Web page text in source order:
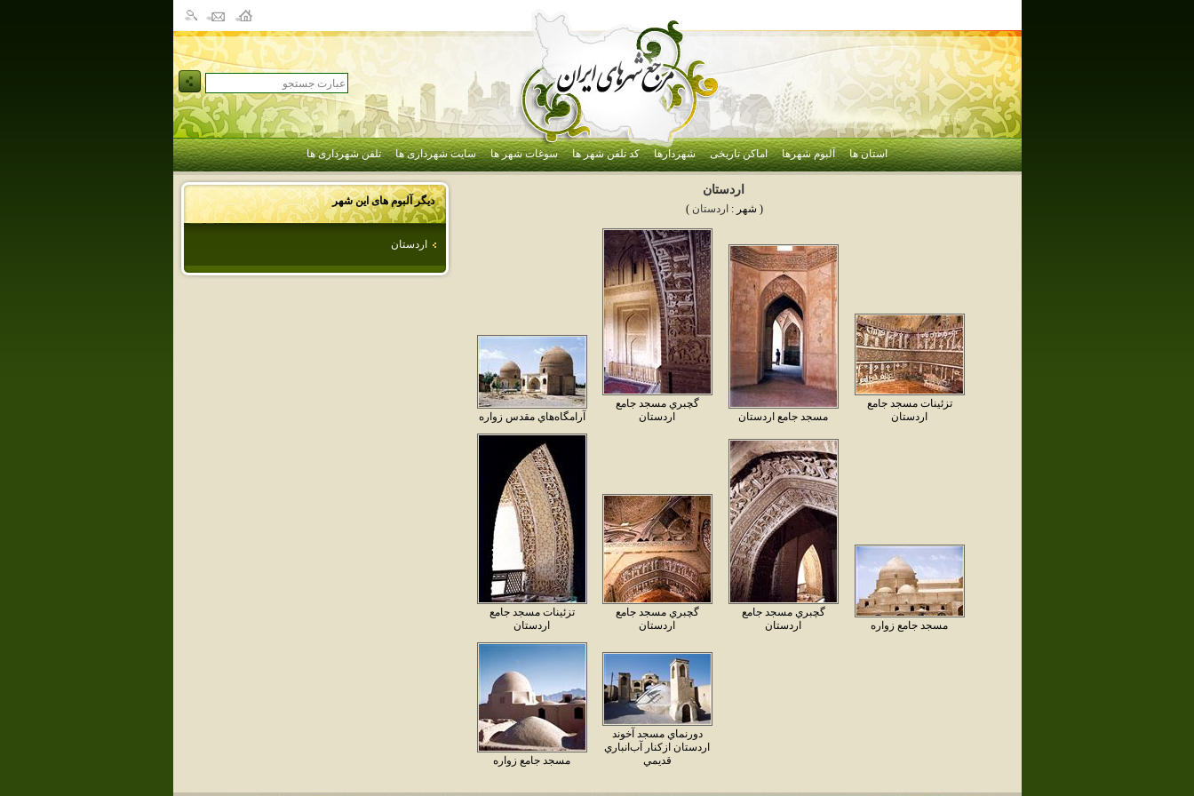
استان ها آلبوم شهرها اماکن تاریخی شهردارها کد تلفن شهر ها سوغات شهر ها سایت شهرداری ها تلفن شهرداری ها
دیگر آلبوم های این شهر
اردستان
اردستان
( شهر : اردستان )
آرامگاه‌هاي مقدس زواره
گچبري مسجد جامع
اردستان
مسجد جامع اردستان
تزئينات مسجد جامع
اردستان
تزئينات مسجد جامع
اردستان
گچبري مسجد جامع
اردستان
گچبري مسجد جامع
اردستان
مسجد جامع زواره
مسجد جامع زواره
دورنماي مسجد آخوند
اردستان ازكنار آب‌انباري
قديمي